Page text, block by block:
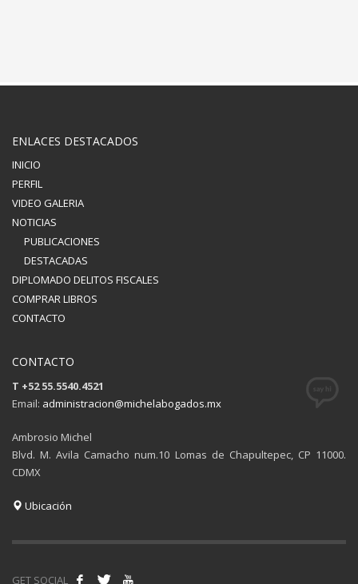
ENLACES DESTACADOS
INICIO
PERFIL
VIDEO GALERIA
NOTICIAS
PUBLICACIONES
DESTACADAS
DIPLOMADO DELITOS FISCALES
COMPRAR LIBROS
CONTACTO
CONTACTO
T +52 55.5540.4521
Email: administracion@michelabogados.mx
Ambrosio Michel
Blvd. M. Avila Camacho num.10 Lomas de Chapultepec, CP 11000.
CDMX
Ubicación
GET SOCIAL